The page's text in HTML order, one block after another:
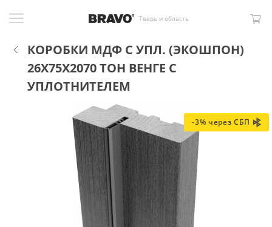
Тверь и область
КОРОБКИ МДФ С УПЛ. (ЭКОШПОН)
26X75X2070 ТОН ВЕНГЕ С
УПЛОТНИТЕЛЕМ
-3% через СБП